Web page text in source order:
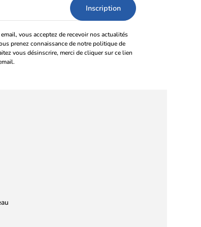
vous acceptez de recevoir nos actualités
prenez connaissance de notre politique de
vous désinscrire, merci de cliquer sur ce lien